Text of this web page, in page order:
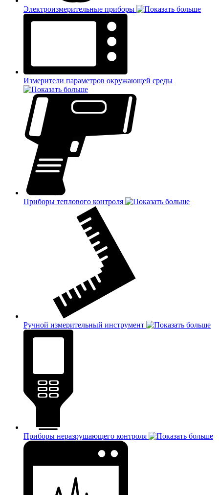
Электроизмерительные приборы
Измерители параметров окружающей среды
Приборы теплового контроля
Ручной измерительный инструмент
Приборы неразрушающего контроля